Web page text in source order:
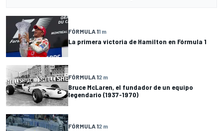
FÓRMULA 11 m
La primera victoria de Hamilton en Fórmula 1
FÓRMULA 12 m
Bruce McLaren, el fundador de un equipo
legendario (1937-1970)
FÓRMULA 12 m